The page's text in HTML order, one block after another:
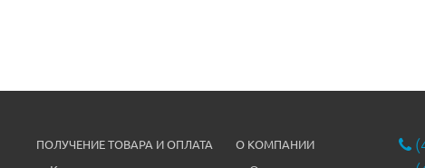
ПОЛУЧЕНИЕ ТОВАРА И ОПЛАТА О КОМПАНИИ